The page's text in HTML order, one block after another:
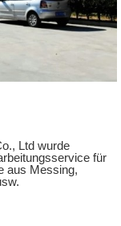
Ltd wurde
für
aus Messing,